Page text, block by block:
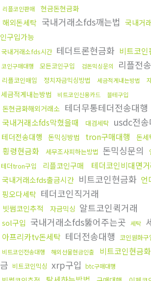
리플코인판매 현금돈현금화
해외돈세탁 국내거래소fds깨는법 국내거
인구입가능
국내거래소fds시간 테더트론현금화 비트코
코인구매대행 모든코인구입 검돈믹싱문의 리플전
리플코인매입 정치자금믹싱방법 세금적게내는방법
세금적게내는방법 비트코인신용카드 블테구입
돈현금화해외거래소 테더무통테더전송대행
국내거래소fds막혔을때 대검세탁 usdc전송
테더전송대행 돈믹싱방법 tron구매대행 돈세
횡령현금화 세무조사피하는방법 돈믹싱문의
테더tron구입 리플코인구매 테더코인비대면
국내거래소fds출금시간 비트코인현금화 언
핑오다세탁 테더코인직거래
빗썸코인추적 자금믹싱 알트코인퀵거래
sol구입 국내거래소fds뚫어주는곳 세탁
아프리카tv돈세탁 테더전송대행 코인원화구
비트코인전송대행
해외선물현금인출 비트코인현금화
금 비트코인믹싱 xrp구입 btc구매대행